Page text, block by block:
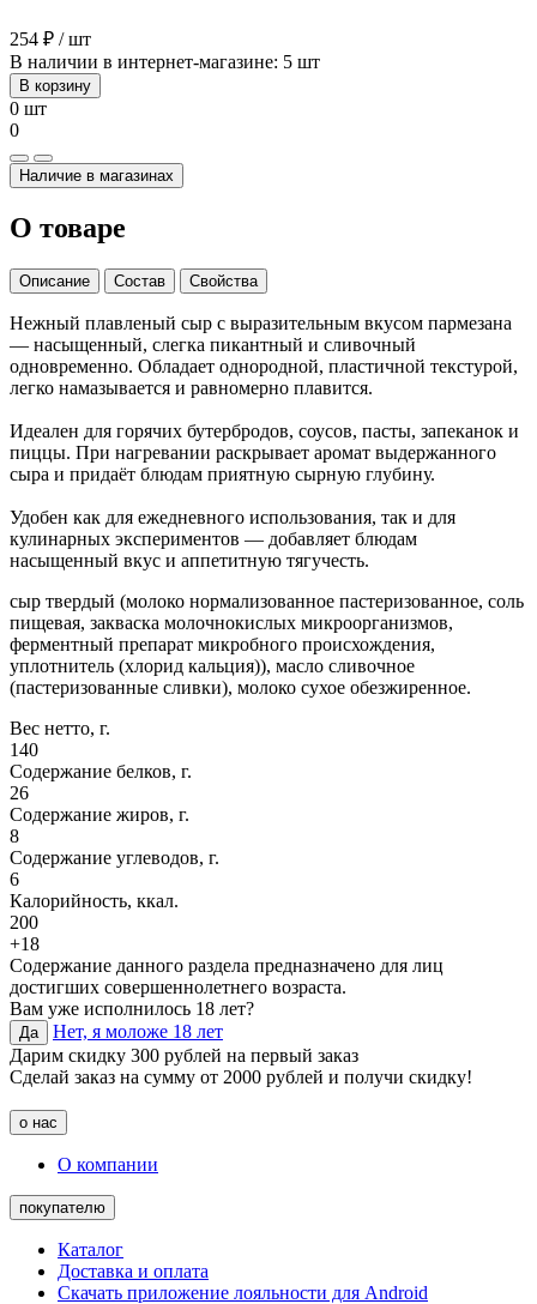
254 ₽ / шт
В наличии в интернет-магазине: 5 шт
В корзину
0 шт
0
Наличие в магазинах
О товаре
Описание Состав Свойства
Нежный плавленый сыр с выразительным вкусом пармезана
— насыщенный, слегка пикантный и сливочный
одновременно. Обладает однородной, пластичной текстурой,
легко намазывается и равномерно плавится.
Идеален для горячих бутербродов, соусов, пасты, запеканок и
пиццы. При нагревании раскрывает аромат выдержанного
сыра и придаёт блюдам приятную сырную глубину.
Удобен как для ежедневного использования, так и для
кулинарных экспериментов — добавляет блюдам
насыщенный вкус и аппетитную тягучесть.
сыр твердый (молоко нормализованное пастеризованное, соль
пищевая, закваска молочнокислых микроорганизмов,
ферментный препарат микробного происхождения,
уплотнитель (хлорид кальция)), масло сливочное
(пастеризованные сливки), молоко сухое обезжиренное.
Вес нетто, г.
140
Содержание белков, г.
26
Содержание жиров, г.
8
Содержание углеводов, г.
6
Калорийность, ккал.
200
+18
Содержание данного раздела предназначено для лиц
достигших совершеннолетнего возраста.
Вам уже исполнилось 18 лет?
Да
Нет, я моложе 18 лет
Дарим скидку 300 рублей на первый заказ
Сделай заказ на сумму от 2000 рублей и получи скидку!
о нас
О компании
покупателю
Каталог
Доставка и оплата
Скачать приложение лояльности для Android